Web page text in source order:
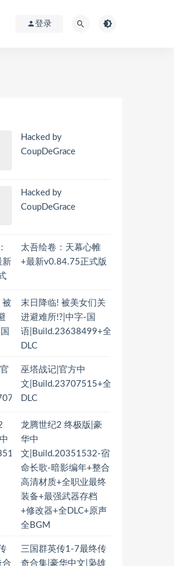
登录
Hacked by
CoupDeGrace
Hacked by
CoupDeGrace
太吾绘卷：天幕心帷
+最新v0.84.75正式版
末日降临! 被美女们关
进避难所!?|中字-国
语|Build.23638499+全
DLC
巫塔战记|官方中
文|Build.23707515+全
DLC
龙腾世纪2 终极版|豪
华中
文|Build.20351532-宿
命长歌-暗影编年+整合
高清材质+全职业最终
装备+最强武器存档
+修改器+全DLC+原声
全BGM
三国群英传1-7最终传
奇合集|豪华中文|枭雄